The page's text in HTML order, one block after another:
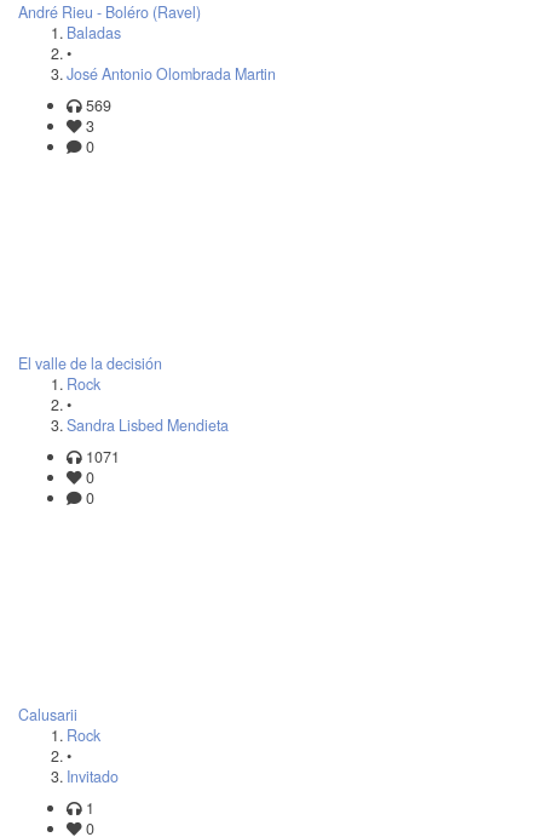
André Rieu - Boléro (Ravel)
Baladas
•
José Antonio Olombrada Martin
569
3
0
El valle de la decisión
Rock
•
Sandra Lisbed Mendieta
1071
0
0
Calusarii
Rock
•
Invitado
1
0